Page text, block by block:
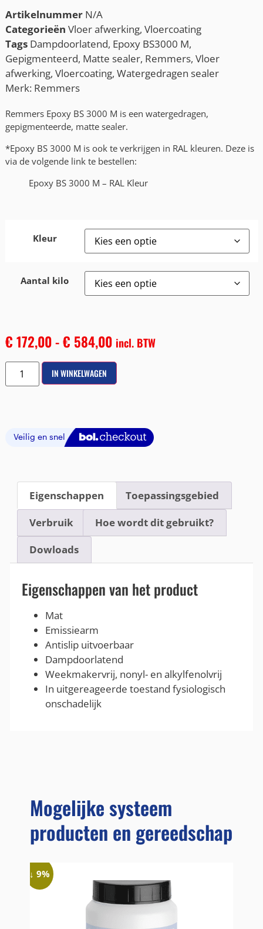
Artikelnummer N/A
Categorieën Vloer afwerking, Vloercoating
Tags Dampdoorlatend, Epoxy BS3000 M,
Gepigmenteerd, Matte sealer, Remmers, Vloer
afwerking, Vloercoating, Watergedragen sealer
Merk: Remmers
Remmers Epoxy BS 3000 M is een watergedragen,
gepigmenteerde, matte sealer.
*Epoxy BS 3000 M is ook te verkrijgen in RAL kleuren. Deze is
via de volgende link te bestellen:
Epoxy BS 3000 M – RAL Kleur
Kleur
Aantal kilo
€ 172,00-€ 584,00 incl. BTW
IN WINKELWAGEN
Eigenschappen Toepassingsgebied
Verbruik Hoe wordt dit gebruikt?
Dowloads
Eigenschappen van het product
Mat
Emissiearm
Antislip uitvoerbaar
Dampdoorlatend
Weekmakervrij, nonyl- en alkylfenolvrij
In uitgereageerde toestand fysiologisch
onschadelijk
Mogelijke systeem
producten en gereedschap
↓ 9%